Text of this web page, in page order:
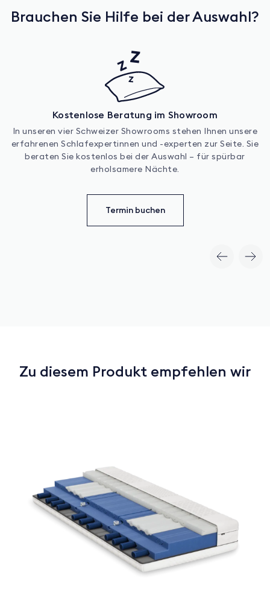
Brauchen Sie Hilfe bei der Auswahl?
Kostenlose Beratung im Showroom
In unseren vier Schweizer Showrooms stehen Ihnen unsere
erfahrenen Schlafexpertinnen und -experten zur Seite. Sie
beraten Sie kostenlos bei der Auswahl – für spürbar
erholsamere Nächte.
Termin buchen
Zu diesem Produkt empfehlen wir